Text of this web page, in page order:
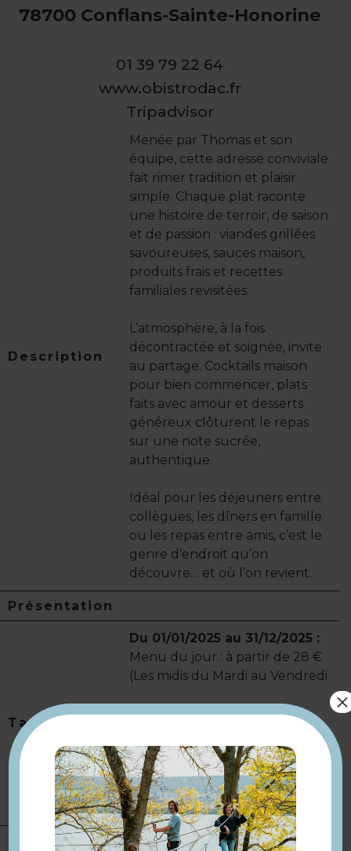
78700 Conflans-Sainte-Honorine
01 39 79 22 64
www.obistrodac.fr
Tripadvisor
Description
Menée par Thomas et son
équipe, cette adresse conviviale
fait rimer tradition et plaisir
simple. Chaque plat raconte
une histoire de terroir, de saison
et de passion : viandes grillées
savoureuses, sauces maison,
produits frais et recettes
familiales revisitées.
L’atmosphère, à la fois
décontractée et soignée, invite
au partage. Cocktails maison
pour bien commencer, plats
faits avec amour et desserts
généreux clôturent le repas
sur une note sucrée,
authentique.
Idéal pour les déjeuners entre
collègues, les dîners en famille
ou les repas entre amis, c’est le
genre d’endroit qu’on
découvre… et où l’on revient.
Présentation
Tarifs
Du 01/01/2025 au 31/12/2025 :
Menu du jour : à partir de 28 €
(Les midis du Mardi au Vendredi
:
Entrée, Plat et Dessert : 33€
28€.)
Modes de paiement :Carte
bancaire/crédit · Espèces
Complément Réservation par téléphone au
×